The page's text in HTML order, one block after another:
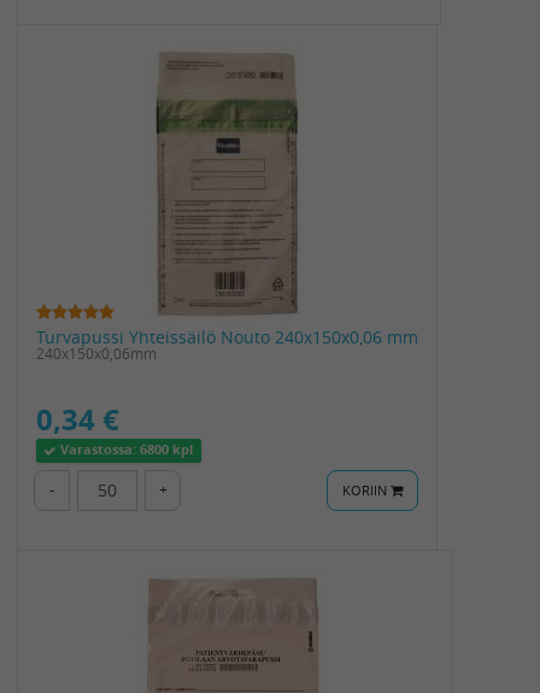
Turvapussi Yhteissäilö Nouto 240x150x0,06 mm
240x150x0,06mm
0,34 €
Varastossa:6800 kpl
- + KORIIN